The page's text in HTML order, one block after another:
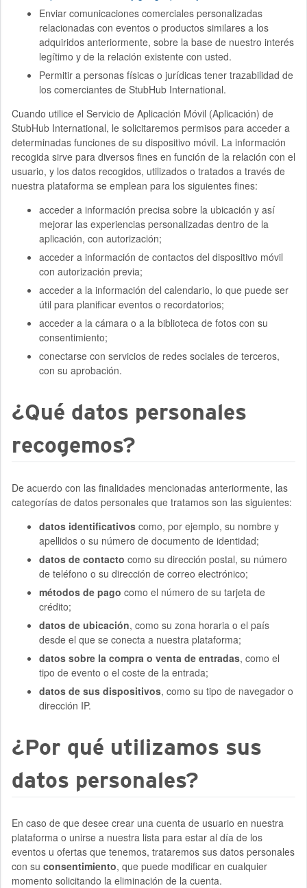
Enviar comunicaciones comerciales personalizadas
relacionadas con eventos o productos similares a los
adquiridos anteriormente, sobre la base de nuestro interés
legítimo y de la relación existente con usted.
Permitir a personas físicas o jurídicas tener trazabilidad de
los comerciantes de StubHub International.
Cuando utilice el Servicio de Aplicación Móvil (Aplicación) de
StubHub International, le solicitaremos permisos para acceder a
determinadas funciones de su dispositivo móvil. La información
recogida sirve para diversos fines en función de la relación con el
usuario, y los datos recogidos, utilizados o tratados a través de
nuestra plataforma se emplean para los siguientes fines:
acceder a información precisa sobre la ubicación y así
mejorar las experiencias personalizadas dentro de la
aplicación, con autorización;
acceder a información de contactos del dispositivo móvil
con autorización previa;
acceder a la información del calendario, lo que puede ser
útil para planificar eventos o recordatorios;
acceder a la cámara o a la biblioteca de fotos con su
consentimiento;
conectarse con servicios de redes sociales de terceros,
con su aprobación.
¿Qué datos personales
recogemos?
De acuerdo con las finalidades mencionadas anteriormente, las
categorías de datos personales que tratamos son las siguientes:
datos identificativos como, por ejemplo, su nombre y
apellidos o su número de documento de identidad;
datos de contacto como su dirección postal, su número
de teléfono o su dirección de correo electrónico;
métodos de pago como el número de su tarjeta de
crédito;
datos de ubicación, como su zona horaria o el país
desde el que se conecta a nuestra plataforma;
datos sobre la compra o venta de entradas, como el
tipo de evento o el coste de la entrada;
datos de sus dispositivos, como su tipo de navegador o
dirección IP.
¿Por qué utilizamos sus
datos personales?
En caso de que desee crear una cuenta de usuario en nuestra
plataforma o unirse a nuestra lista para estar al día de los
eventos u ofertas que tenemos, trataremos sus datos personales
con su consentimiento, que puede modificar en cualquier
momento solicitando la eliminación de la cuenta.